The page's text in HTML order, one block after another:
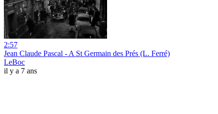
2:57
Jean Claude Pascal - A St Germain des Prés (L. Ferré)
LeBoc
il y a 7 ans